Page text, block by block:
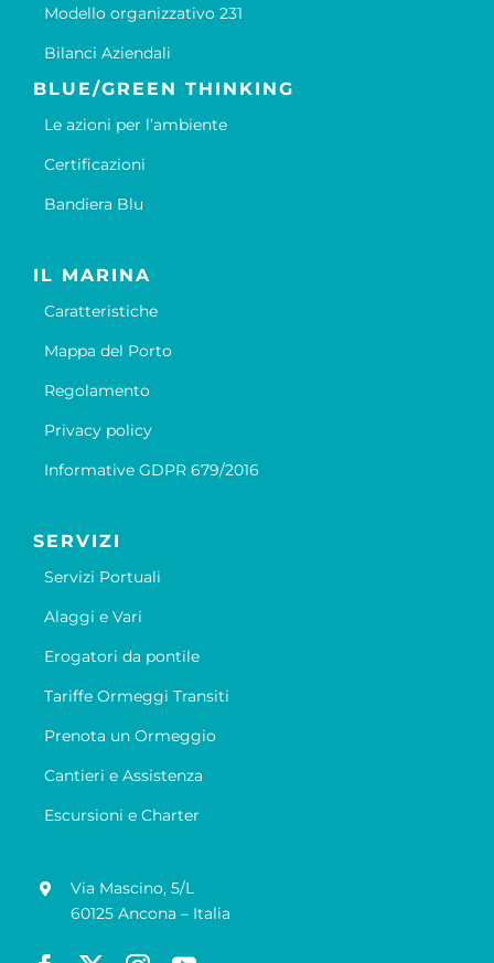
Modello organizzativo 231
Bilanci Aziendali
BLUE/GREEN THINKING
Le azioni per l’ambiente
Certificazioni
Bandiera Blu
IL MARINA
Caratteristiche
Mappa del Porto
Regolamento
Privacy policy
Informative GDPR 679/2016
SERVIZI
Servizi Portuali
Alaggi e Vari
Erogatori da pontile
Tariffe Ormeggi Transiti
Prenota un Ormeggio
Cantieri e Assistenza
Escursioni e Charter
Via Mascino, 5/L
60125 Ancona – Italia